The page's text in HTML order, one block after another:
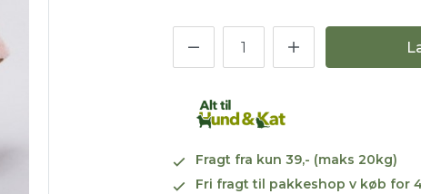
Fragt fra kun 39,- (maks 20kg)
Fri fragt til pakkeshop v køb for